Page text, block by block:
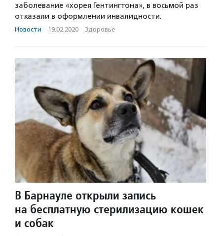
заболевание «хорея Гентингтона», в восьмой раз
отказали в оформлении инвалидности.
Новости · 19.02.2020 · Здоровье
В Барнауле открыли запись
на бесплатную стерилизацию кошек
и собак